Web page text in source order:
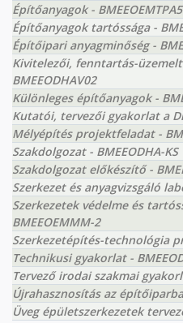
Építőanyagok - BMEEOEMTPA5
Építőanyagok tartóssága -
Építőipari anyagminőség -
Kivitelezői, fenntartás-
BMEEODHAV02
Különleges építőanyagok -
Kutatói, tervezői gyakorlat a
Mélyépítés projektfeladat -
Szakdolgozat - BMEEODHA-KS
Szakdolgozat előkészítő -
Szerkezet és anyagvizsgáló
Szerkezetek védelme és
BMEEOEMMM-2
Szerkezetépítés-technológia
Technikusi gyakorlat -
Tervező irodai szakmai
Újrahasznosítás az
Üveg épületszerkezetek